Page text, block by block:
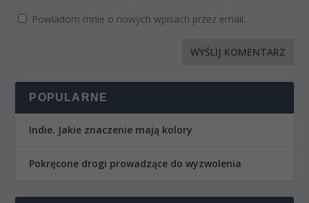
Powiadom mnie o nowych wpisach przez email.
POPULARNE
Indie. Jakie znaczenie mają kolory
Pokręcone drogi prowadzące do wyzwolenia